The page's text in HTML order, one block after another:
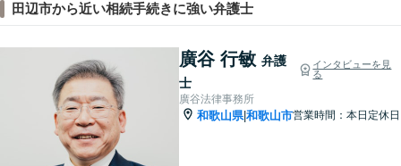
田辺市から近い相続手続きに強い弁護士
廣谷 行敏 弁護
士
インタビューを見
る
廣谷法律事務所
和歌山県|和歌山市営業時間：本日定休日